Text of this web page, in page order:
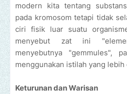
modern kita tentang
pada kromosom tetapi tidak
ciri fisik luar suatu
menyebut zat ini
menyebutnya "gemmules",
menggunakan istilah yang
Keturunan dan Warisan